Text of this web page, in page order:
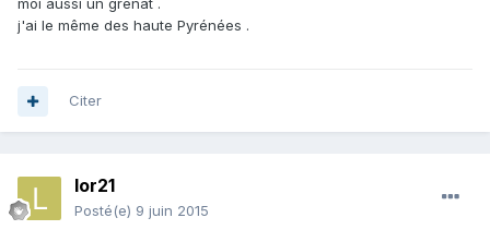
moi aussi un grenat .
j'ai le même des haute Pyrénées .
Citer
lor21
Posté(e) 9 juin 2015